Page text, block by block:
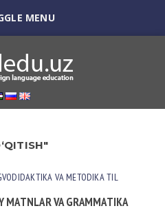
MENU
VА METODIKАTIL
MATNLAR VA GRAMMATIKA